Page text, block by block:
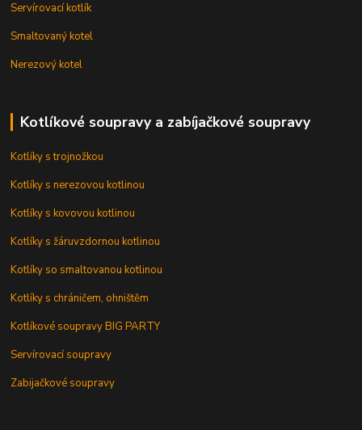
Servírovací kotlík
Smaltovaný kotel
Nerezový kotel
Kotlíkové soupravy a zabíjačkové soupravy
Kotlíky s trojnožkou
Kotlíky s nerezovou kotlinou
Kotlíky s kovovou kotlinou
Kotlíky s žáruvzdornou kotlinou
Kotlíky so smaltovanou kotlinou
Kotlíky s chráničem, ohništěm
Kotlíkové soupravy BIG PARTY
Servírovací soupravy
Zabijačkové soupravy